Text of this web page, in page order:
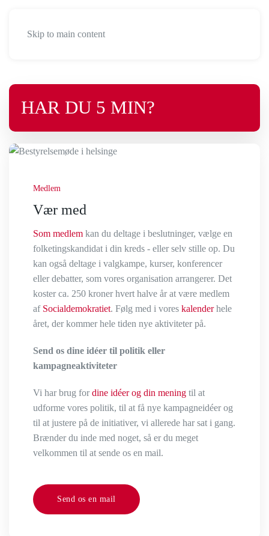
Skip to main content
HAR DU 5 MIN?
Medlem
Vær med
Som medlem kan du deltage i beslutninger, vælge en
folketingskandidat i din kreds - eller selv stille op. Du
kan også deltage i valgkampe, kurser, konferencer
eller debatter, som vores organisation arrangerer. Det
koster ca. 250 kroner hvert halve år at være medlem
af Socialdemokratiet. Følg med i vores kalenderhele
året, der kommer hele tiden nye aktiviteter på.
Send os dine idéer til politik eller
kampagneaktiviteter
Vi har brug fordine idéer og din mening til at
udforme vores politik, til at få nye kampagneidéer og
til at justere på de initiativer, vi allerede har sat i gang.
Brænder du inde med noget, så er du meget
velkommen til at sende os en mail.
Send os en mail